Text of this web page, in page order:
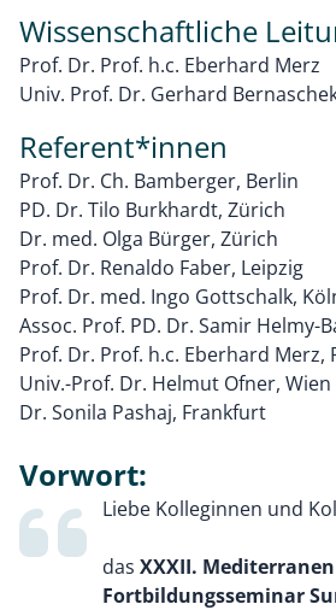
Wissenschaftliche
Prof. Dr. Prof. h.c. Eberhard Merz
Univ. Prof. Dr. Gerhard
Referent*innen
Prof. Dr. Ch. Bamberger, Berlin
PD. Dr. Tilo Burkhardt, Zürich
Dr. med. Olga Bürger, Zürich
Prof. Dr. Renaldo Faber, Leipzig
Prof. Dr. med. Ingo Gottschalk,
Assoc. Prof. PD. Dr. Samir Helmy-
Prof. Dr. Prof. h.c. Eberhard Merz,
Univ.-Prof. Dr. Helmut Ofner, Wien
Dr. Sonila Pashaj, Frankfurt
Vorwort:
Liebe Kolleginnen und
dasXXXII. Mediterranen
Fortbildungsseminar